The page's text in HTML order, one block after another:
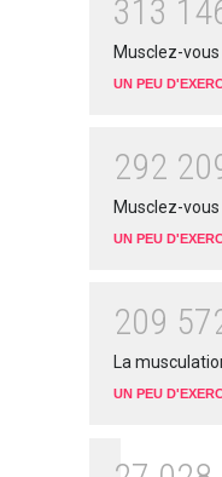
31 3 1 4
Musclez-vous
UN PEU
292 20
Musclez-
UN PEU
209 57
La
UN PEU